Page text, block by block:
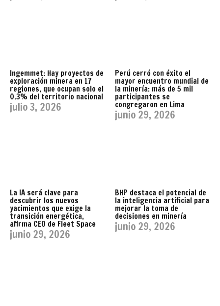
Ingemmet: Hay proyectos de
exploración minera en 17
regiones, que ocupan solo el
0.3% del territorio nacional
julio 3, 2026
Perú cerró con éxito el
mayor encuentro mundial de
la minería: más de 5 mil
participantes se
congregaron en Lima
junio 29, 2026
La IA será clave para
descubrir los nuevos
yacimientos que exige la
transición energética,
afirma CEO de Fleet Space
junio 29, 2026
BHP destaca el potencial de
la inteligencia artificial para
mejorar la toma de
decisiones en minería
junio 29, 2026